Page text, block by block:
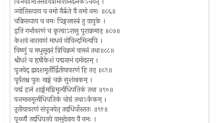
ज्योतिरूपाय च नमो नैर्ऋते वै नमो नमः ॥८६॥
चक्रिरूपाय च नमः पिङ्गलास्त्रं तु वायुके ।
इति गर्भावरणं च कृत्वाऽरासु पुराक्रमात् ॥८७॥
केशवं नारायणं माधवं गोविन्दमित्यपि ।
विष्णुं च मधुसूदनं त्रिविक्रमं वामनं तथा॥८८॥
श्रीधरं च हृषीकेशं पद्मनाभं दमोदरम् ।
पूजयेद् द्वादशमूर्तीर्द्वितीयावरणं हि तत् ॥८९॥
पूर्वतश्च पुनः खङ्गं चक्रं सुशंखकम् ।
पद्मं हलं शार्ङ्गमग्निमूर्त्यधिपतिकं तथा ॥९०॥
यजमानमूर्त्यधिपतिकं चोग्रं तथाऽर्ककम् ।
तृतीयावरणं संपूजयेत् तदधिपाँस्ततः ॥९१॥
पृथ्व्यै तदधिपतये वासुदेवाय वै नमः ।